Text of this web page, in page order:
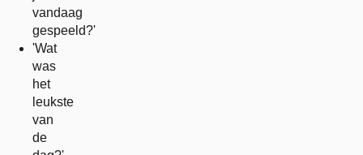
vandaag
gespeeld?'
'Wat
was
het
leukste
van
de